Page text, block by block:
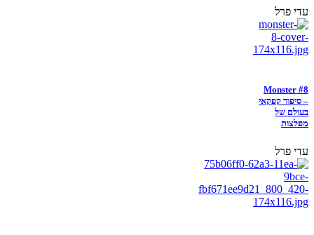
עדי פרל
Monster #8
– סיפור קפקאי
בעולם של
מפלצות
עדי פרל